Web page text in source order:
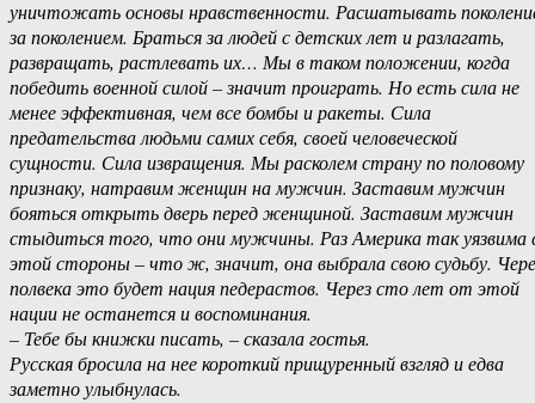
уничтожать основы нравственности. Расшатывать
за поколением. Браться за людей с детских лет и разлагать,
развращать, растлевать их… Мы в таком положении, когда
победить военной силой – значит проиграть. Но есть сила не
менее эффективная, чем все бомбы и ракеты. Сила
предательства людьми самих себя, своей человеческой
сущности. Сила извращения. Мы расколем страну по половому
признаку, натравим женщин на мужчин. Заставим мужчин
бояться открыть дверь перед женщиной. Заставим мужчин
стыдиться того, что они мужчины. Раз Америка так уязвима
этой стороны – что ж, значит, она выбрала свою судьбу.
полвека это будет нация педерастов. Через сто лет от этой
нации не останется и воспоминания.
– Тебе бы книжки писать, – сказала гостья.
Русская бросила на нее короткий прищуренный взгляд и едва
заметно улыбнулась.